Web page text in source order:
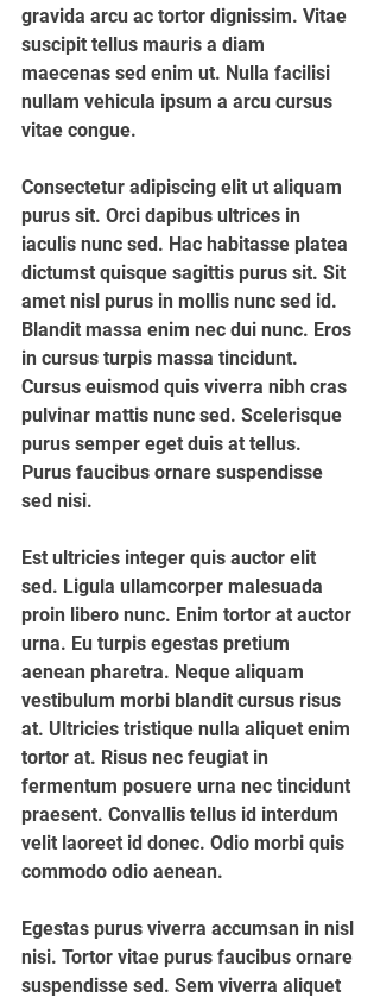
gravida arcu ac tortor dignissim. Vitae
suscipit tellus mauris a diam
maecenas sed enim ut. Nulla facilisi
nullam vehicula ipsum a arcu cursus
vitae congue.
Consectetur adipiscing elit ut aliquam
purus sit. Orci dapibus ultrices in
iaculis nunc sed. Hac habitasse platea
dictumst quisque sagittis purus sit. Sit
amet nisl purus in mollis nunc sed id.
Blandit massa enim nec dui nunc. Eros
in cursus turpis massa tincidunt.
Cursus euismod quis viverra nibh cras
pulvinar mattis nunc sed. Scelerisque
purus semper eget duis at tellus.
Purus faucibus ornare suspendisse
sed nisi.
Est ultricies integer quis auctor elit
sed. Ligula ullamcorper malesuada
proin libero nunc. Enim tortor at auctor
urna. Eu turpis egestas pretium
aenean pharetra. Neque aliquam
vestibulum morbi blandit cursus risus
at. Ultricies tristique nulla aliquet enim
tortor at. Risus nec feugiat in
fermentum posuere urna nec tincidunt
praesent. Convallis tellus id interdum
velit laoreet id donec. Odio morbi quis
commodo odio aenean.
Egestas purus viverra accumsan in nisl
nisi. Tortor vitae purus faucibus ornare
suspendisse sed. Sem viverra aliquet